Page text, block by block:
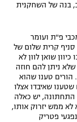
בנה של השחקנית
פ"ת ועומר
סניף קרית שלום של
שואן לוון לא
שלא ניתן להם חוזה
הורים טענו שהוא
שאיבדו אצלו
התחתונה, יש כאלה
לא ממש יזרוק אותו,
פטריק